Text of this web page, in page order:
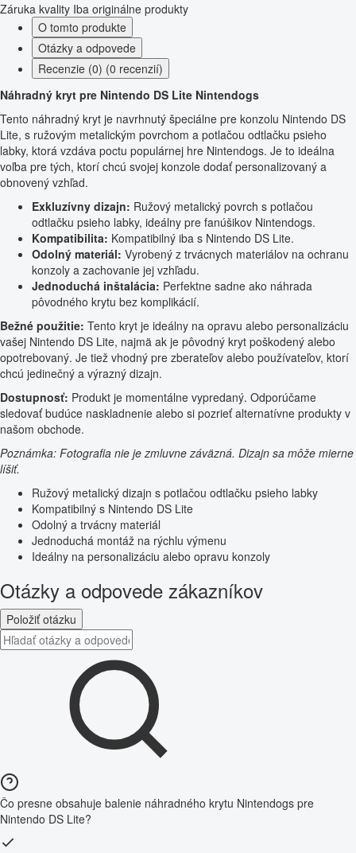
Záruka kvality Iba originálne produkty
O tomto produkte
Otázky a odpovede
Recenzie (0) (0 recenzií)
Náhradný kryt pre Nintendo DS Lite Nintendogs
Tento náhradný kryt je navrhnutý špeciálne pre konzolu Nintendo DS
Lite, s ružovým metalickým povrchom a potlačou odtlačku psieho
labky, ktorá vzdáva poctu populárnej hre Nintendogs. Je to ideálna
voľba pre tých, ktorí chcú svojej konzole dodať personalizovaný a
obnovený vzhľad.
Exkluzívny dizajn: Ružový metalický povrch s potlačou
odtlačku psieho labky, ideálny pre fanúšikov Nintendogs.
Kompatibilita: Kompatibilný iba s Nintendo DS Lite.
Odolný materiál: Vyrobený z trvácnych materiálov na ochranu
konzoly a zachovanie jej vzhľadu.
Jednoduchá inštalácia: Perfektne sadne ako náhrada
pôvodného krytu bez komplikácií.
Bežné použitie: Tento kryt je ideálny na opravu alebo personalizáciu
vašej Nintendo DS Lite, najmä ak je pôvodný kryt poškodený alebo
opotrebovaný. Je tiež vhodný pre zberateľov alebo používateľov, ktorí
chcú jedinečný a výrazný dizajn.
Dostupnosť: Produkt je momentálne vypredaný. Odporúčame
sledovať budúce naskladnenie alebo si pozrieť alternatívne produkty v
našom obchode.
Poznámka: Fotografia nie je zmluvne záväzná. Dizajn sa môže mierne
líšiť.
Ružový metalický dizajn s potlačou odtlačku psieho labky
Kompatibilný s Nintendo DS Lite
Odolný a trvácny materiál
Jednoduchá montáž na rýchlu výmenu
Ideálny na personalizáciu alebo opravu konzoly
Otázky a odpovede zákazníkov
Položiť otázku
Čo presne obsahuje balenie náhradného krytu Nintendogs pre
Nintendo DS Lite?